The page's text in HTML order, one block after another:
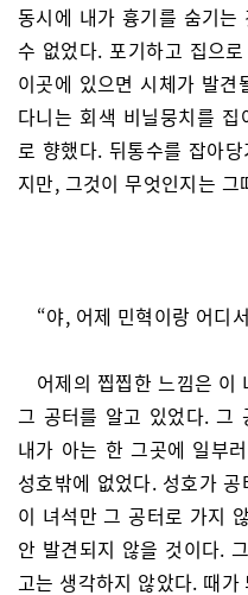
동시에 내가 흉기를 숨기
수 없었다. 포기하고 집으
이곳에 있으면 시체가 발
다니는 회색 비닐뭉치를
로 향했다. 뒤통수를 잡아
지만, 그것이 무엇인지는 그
“야, 어제 민혁이랑 어디
어제의 찝찝한 느낌은 이
그 공터를 알고 있었다. 그
내가 아는 한 그곳에 일부
성호밖에 없었다. 성호가
이 녀석만 그 공터로 가지
안 발견되지 않을 것이다.
고는 생각하지 않았다. 때